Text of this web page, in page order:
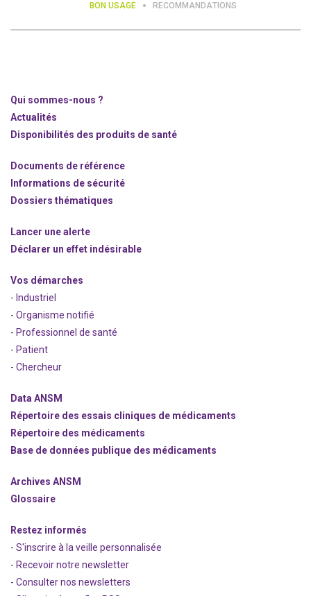
BON USAGE RECOMMANDATIONS
Qui sommes-nous ?
Actualités
Disponibilités des produits de santé
Documents de référence
Informations de sécurité
Dossiers thématiques
Lancer une alerte
Déclarer un effet indésirable
Vos démarches
- Industriel
- Organisme notifié
- Professionnel de santé
- Patient
- Chercheur
Data ANSM
Répertoire des essais cliniques de médicaments
Répertoire des médicaments
Base de données publique des médicaments
Archives ANSM
Glossaire
Restez informés
- S'inscrire à la veille personnalisée
- Recevoir notre newsletter
- Consulter nos newsletters